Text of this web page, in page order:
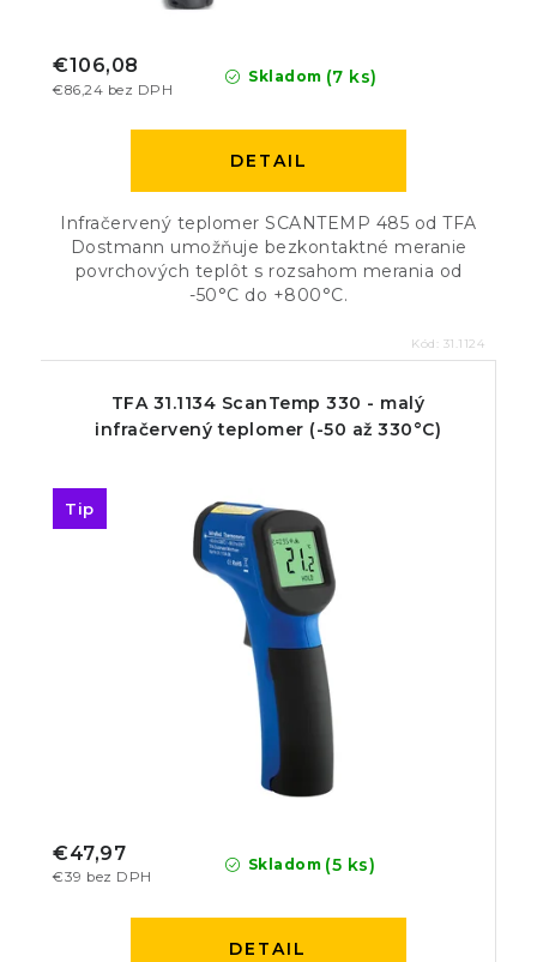
Skladom (7 ks)
€86,24 bez DPH
€106,08
DETAIL
Infračervený teplomer SCANTEMP 485 od TFA
Dostmann umožňuje bezkontaktné meranie
povrchových teplôt s rozsahom merania od
-50°C do +800°C.
Kód: 31.1124
TFA 31.1134 ScanTemp 330 - malý
infračervený teplomer (-50 až 330°C)
Tip
Skladom (5 ks)
€39 bez DPH
€47,97
DETAIL